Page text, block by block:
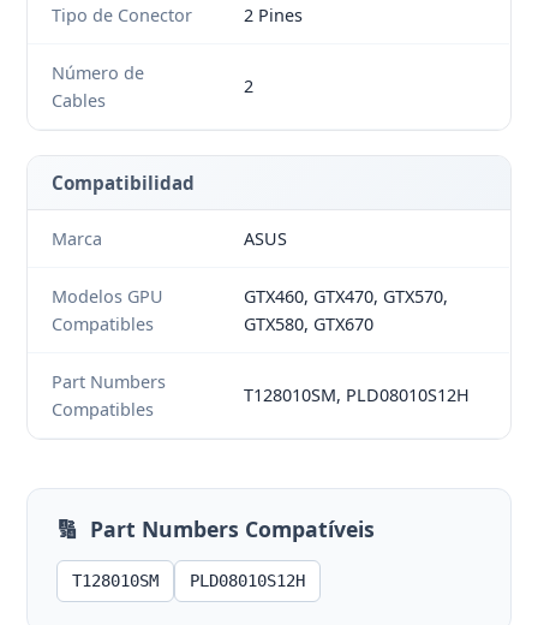
Tipo de Conector 2 Pines
Número de
Cables
2
Compatibilidad
Marca ASUS
Modelos GPU
Compatibles
GTX460, GTX470, GTX570,
GTX580, GTX670
Part Numbers
Compatibles
T128010SM, PLD08010S12H
🔢 Part Numbers Compatíveis
T128010SM PLD08010S12H